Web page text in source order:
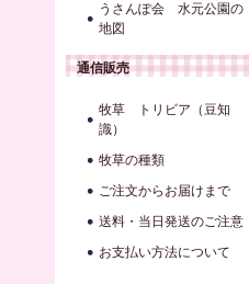
うさんぽ会 水元公園の
地図
通信販売
牧草 トリビア（豆知
識）
牧草の種類
ご注文からお届けまで
送料・当日発送のご注意
お支払い方法について